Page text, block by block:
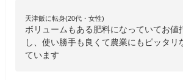
天津飯に転身(20代・女性)
ボリュームもある肥料になっていてお値
し、使い勝手も良くて農業にもピッタリ
ています